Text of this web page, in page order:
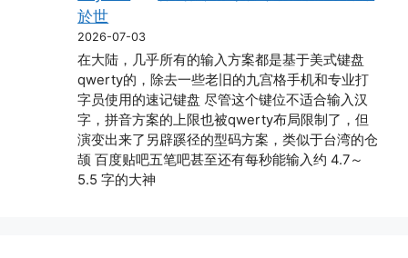
於世
2026-07-03
在大陆，几乎所有的输入方案都是基于美式键盘
qwerty的，除去一些老旧的九宫格手机和专业打
字员使用的速记键盘 尽管这个键位不适合输入汉
字，拼音方案的上限也被qwerty布局限制了，但
演变出来了另辟蹊径的型码方案，类似于台湾的仓
颉 百度贴吧五笔吧甚至还有每秒能输入约 4.7～
5.5 字的大神